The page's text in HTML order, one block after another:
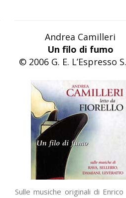
Andrea Camilleri
Un filo di fumo
© 2006 G. E. L’Espresso
Sulle musiche originali di Enrico